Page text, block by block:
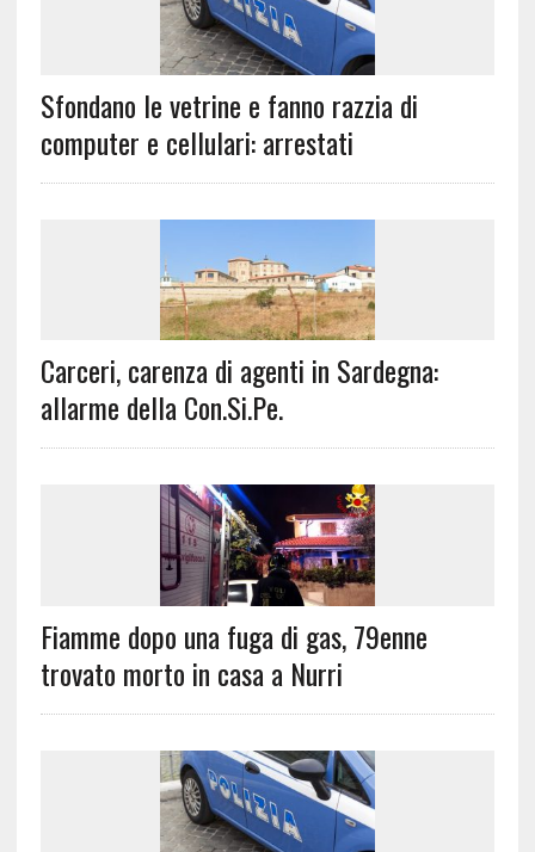
Sfondano le vetrine e fanno razzia di
computer e cellulari: arrestati
Carceri, carenza di agenti in Sardegna:
allarme della Con.Si.Pe.
Fiamme dopo una fuga di gas, 79enne
trovato morto in casa a Nurri